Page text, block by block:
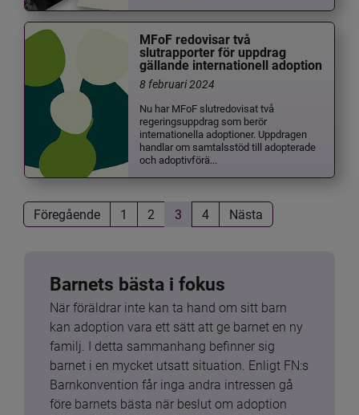
MFoF redovisar två
slutrapporter för uppdrag
gällande internationell adoption
8 februari 2024
Nu har MFoF slutredovisat två
regeringsuppdrag som berör
internationella adoptioner. Uppdragen
handlar om samtalsstöd till adopterade
och adoptivförä...
Föregående 1 2 3 4 Nästa
Barnets bästa i fokus
När föräldrar inte kan ta hand om sitt barn
kan adoption vara ett sätt att ge barnet en ny
familj. I detta sammanhang befinner sig
barnet i en mycket utsatt situation. Enligt FN:s
Barnkonvention får inga andra intressen gå
före barnets bästa när beslut om adoption